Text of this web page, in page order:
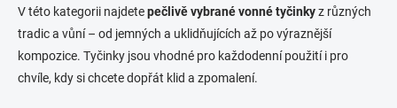
V této kategorii najdetepečlivě vybrané vonné tyčinkyz různých
tradic a vůní – od jemných a uklidňujících až po výraznější
kompozice. Tyčinky jsou vhodné pro každodenní použití i pro
chvíle, kdy si chcete dopřát klid a zpomalení.